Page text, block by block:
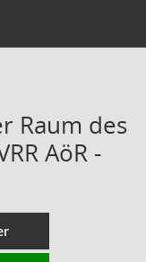
Raum des
AöR -